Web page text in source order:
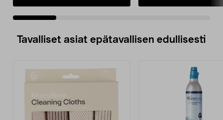
Tavalliset asiat epätavallisen edullisesti